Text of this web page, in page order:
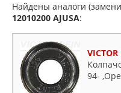
Найдены аналоги
12010200 AJUSA:
94-